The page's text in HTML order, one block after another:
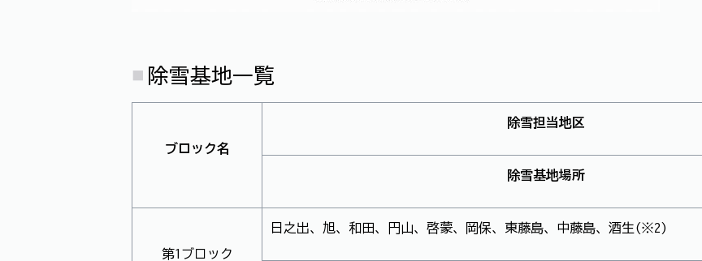
除雪基地一覧
ブロック名
除雪担当地区
除雪基地場所
第1ブロック
日之出、旭、和田、円山、啓蒙、岡保、東藤島、中藤島、酒生(※2)